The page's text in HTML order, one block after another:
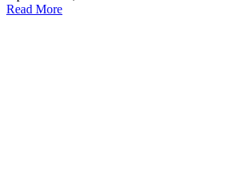
Read More